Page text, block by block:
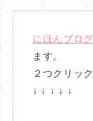
にほんブロ
ます。
２つクリッ
↓ ↓ ↓ ↓ ↓